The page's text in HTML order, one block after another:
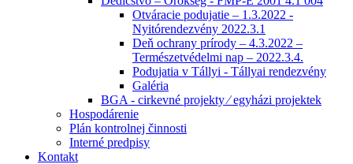
Otváracie podujatie – 1.3.2022 -
Nyitórendezvény 2022.3.1
Deň ochrany prírody – 4.3.2022 –
Természetvédelmi nap – 2022.3.4.
Podujatia v Tállyi - Tállyai rendezvény
Galéria
BGA - cirkevné projekty ⁄ egyházi projektek
Hospodárenie
Plán kontrolnej činnosti
Interné predpisy
Kontakt